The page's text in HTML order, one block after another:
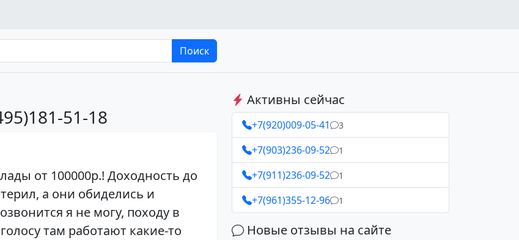
Поиск
51-18
от 100000р.! Доходность до
а они обиделись и
я не могу, походу в
там работают какие-то
Активны сейчас
+7(920)009-05-41 3
+7(903)236-09-52 1
+7(911)236-09-52 1
+7(961)355-12-96 1
Новые отзывы на сайте